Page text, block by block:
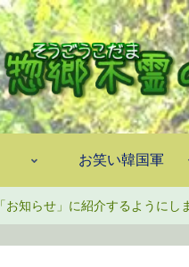
お笑い韓国軍
お知らせ」に紹介するようにし